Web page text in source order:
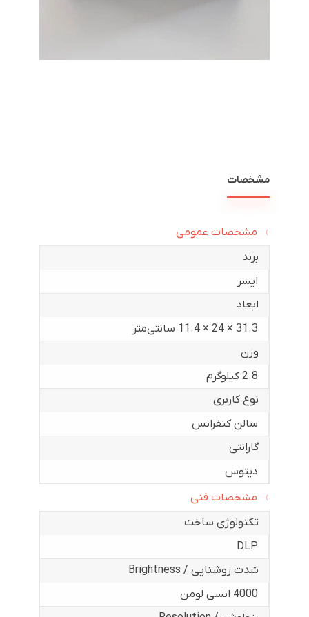
مشخصات
مشخصات عمومی
برند
ایسر
ابعاد
31.3 × 24 × 11.4 سانتی‌متر
وزن
2.8 کیلوگرم
نوع کاربری
سالن کنفرانس
گارانتی
دیتوس
مشخصات فنی
تکنولوژی ساخت
DLP
شدت روشنایی / Brightness
4000 انسی لومن